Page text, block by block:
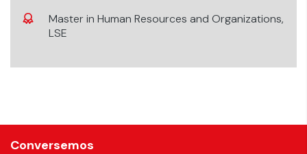
Master in Human Resources and Organizations,
LSE
Conversemos